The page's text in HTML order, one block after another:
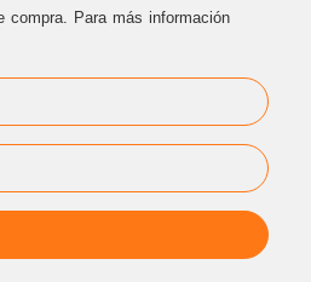
PRIVADOS
compra. Para más información